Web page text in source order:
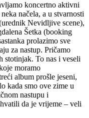
koncertno aktivni
načela, a u stvarnosti
Nevidljive scene),
Šetka (booking
prolazimo sve
za nastup. Pričamo
stotinjak. To nas i veseli
moramo
album prošle jeseni,
kada smo ove zime u
nastupu i
da je vrijeme – veli